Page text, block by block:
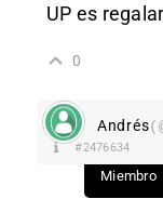
UP es
0
Andrés
#2476634
Miembro